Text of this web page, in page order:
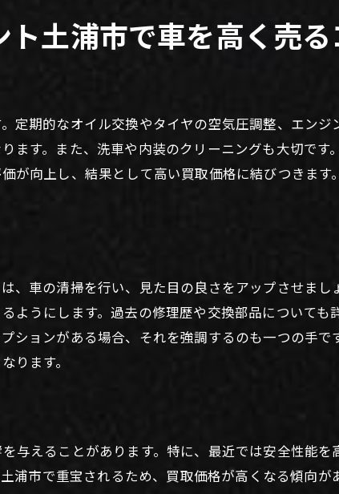
秘訣
る注意点
するための実例紹介
ントと反省点
とその秘訣
土浦市で車を高く売
期的なオイル交換やタイヤの空気圧調整、エンジ
す。また、洗車や内装のクリーニングも大切です
が向上し、結果として高い買取価格に結びつきます
、車の清掃を行い、見た目の良さをアップさせまし
うにします。過去の修理歴や交換部品についても
ョンがある場合、それを強調するのも一つの手で
ります。
与えることがあります。特に、最近では安全性能を
浦市で重宝されるため、買取価格が高くなる傾向が